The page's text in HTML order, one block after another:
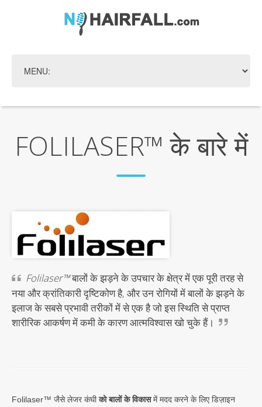
FOLILASER™ के बारे में
Folilaser™बालों के झड़ने के उपचार के क्षेत्र में एक पूरी तरह से
नया और क्रांतिकारी दृष्टिकोण है, और उन रोगियों में बालों के झड़ने के
इलाज के सबसे प्रभावी तरीकों में से एक है जो इस स्थिति से प्राप्त
शारीरिक आकर्षण में कमी के कारण आत्मविश्वास खो चुके हैं।
Folilaser™ जैसे लेजर कंघीको बालों के विकासमें मदद करने के लिए डिज़ाइन